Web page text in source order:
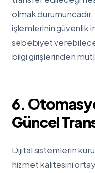
olmak durumundadır.
işlemlerinin güvenlik
sebebiyet
bilgi girişlerinden
6.
Güncel
Dijital sistemlerin
hizmet kalitesini